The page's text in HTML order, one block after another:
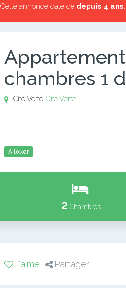
Cette annonce date de depuis 4 ans
chambres 1
Cité Verte Cité Verte
A louer
2 Chambres
J'aime Partager